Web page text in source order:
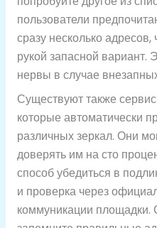
пользователи
сразу несколько
рукой запасной вариант.
нервы в случае
Существуют также
которые автоматически
различных зеркал. Они
доверять им на сто
способ убедиться в
и проверка через
коммуникации